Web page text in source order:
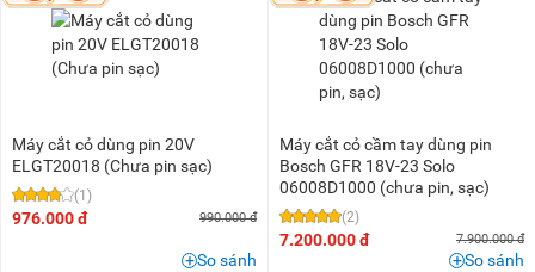
Máy cắt cỏ dùng pin 20V
ELGT20018 (Chưa pin sạc)
(1)
976.000 đ 990.000 đ
So sánh
Máy cắt cỏ cầm tay dùng pin
Bosch GFR 18V-23 Solo
06008D1000 (chưa pin, sạc)
(2)
7.200.000 đ 7.900.000 đ
So sánh